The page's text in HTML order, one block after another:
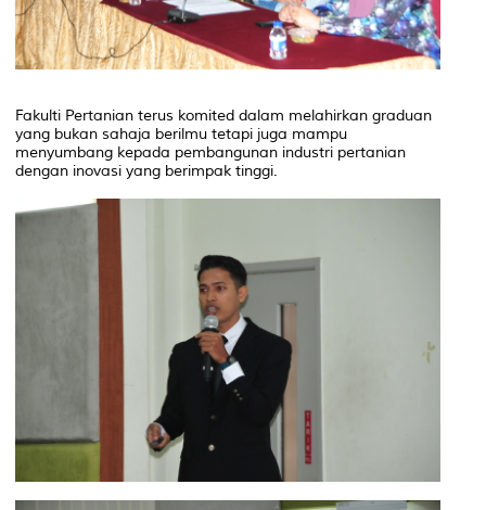
Fakulti Pertanian terus komited dalam melahirkan graduan
yang bukan sahaja berilmu tetapi juga mampu
menyumbang kepada pembangunan industri pertanian
dengan inovasi yang berimpak tinggi.